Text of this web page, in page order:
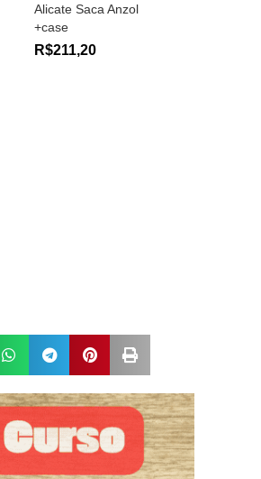
Alicate Saca Anzol
+case
R$211,20